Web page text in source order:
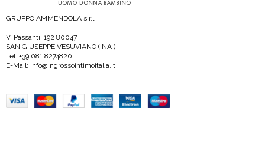
GRUPPO AMMENDOLA s.r.l
V. Passanti, 192 80047
SAN GIUSEPPE VESUVIANO ( NA )
Tel. +39.081 8274820
E-Mail: info@ingrossointimoitalia.it